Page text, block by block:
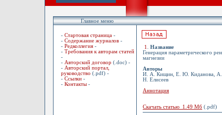
Главное меню
- Стартовая страница -
- Содержание журналов -
- Редколлегия -
- Требования к авторам статей
-
- Авторский договор (.doc) -
- Авторский портал,
руководство (.pdf) -
- Ссылки -
- Контакты -
1
Название
Генерация параметрического
магнезии
Авторы
И. А. Кищин, Е. Ю. Киданова, А.
Н. Елисеев
Аннотация
Скачать статью 1.49 Мб (.pdf)